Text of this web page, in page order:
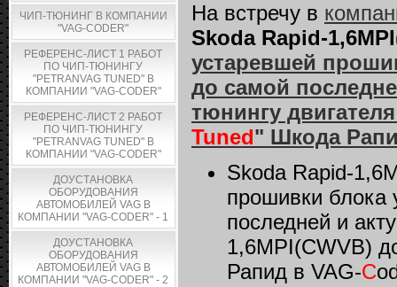
ЧИП-ТЮНИНГ В КОМПАНИИ
"VAG-CODER"
РЕФЕРЕНС-ЛИСТ 1 РАБОТ
ПО ЧИП-ТЮНИНГУ
"PETRANVAG TUNED" В
КОМПАНИИ "VAG-CODER"
РЕФЕРЕНС-ЛИСТ 2 РАБОТ
ПО ЧИП-ТЮНИНГУ
"PETRANVAG TUNED" В
КОМПАНИИ "VAG-CODER"
ДОУСТАНОВКА
ОБОРУДОВАНИЯ
АВТОМОБИЛЕЙ VAG В
КОМПАНИИ "VAG-CODER" - 1
ДОУСТАНОВКА
ОБОРУДОВАНИЯ
АВТОМОБИЛЕЙ VAG В
КОМПАНИИ "VAG-CODER" - 2
На встречу в
Skoda Rapid-
устаревшей
до самой
тюнингу
Tuned" Шкода
Skoda Rapid-
прошивки блока
последней и
1,6MPI(CWVB)
Рапид в VAG-C